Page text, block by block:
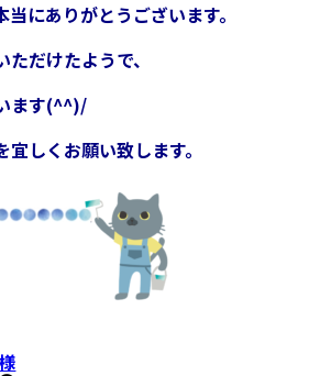
にありがとうございます。
だけたようで、
ます(^^)/
宜しくお願い致します。